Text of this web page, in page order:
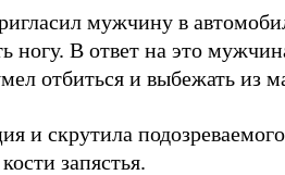
мужчину в
ногу. В ответ на это
отбиться и выбежать из
и скрутила
запястья.